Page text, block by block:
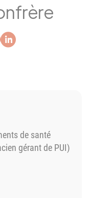
e-mail
sursur
Partager sur
de santé
gérant de PUI)